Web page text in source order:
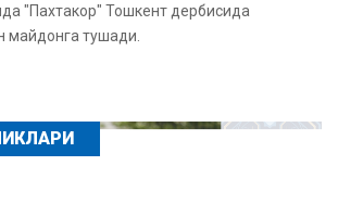
"Пахтакор" Тошкент дербисида
майдонга тушади.